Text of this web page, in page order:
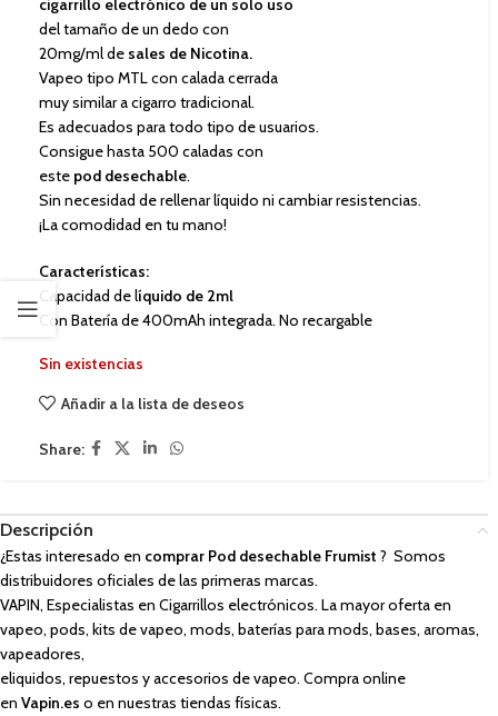
cigarrillo electrónico de un solo uso
del tamaño de un dedo con
20mg/ml de sales de Nicotina.
Vapeo tipo MTL con calada cerrada
muy similar a cigarro tradicional.
Es adecuados para todo tipo de usuarios.
Consigue hasta 500 caladas con
este pod desechable.
Sin necesidad de rellenar líquido ni cambiar resistencias.
¡La comodidad en tu mano!
Características:
Capacidad de líquido de 2ml
Con Batería de 400mAh integrada. No recargable
Sin existencias
Añadir a la lista de deseos
Share:
Descripción
¿Estas interesado en comprar Pod desechable Frumist ? Somos
distribuidores oficiales de las primeras marcas.
VAPIN, Especialistas en Cigarrillos electrónicos. La mayor oferta en
vapeo, pods, kits de vapeo, mods, baterías para mods, bases, aromas,
vapeadores,
eliquidos, repuestos y accesorios de vapeo. Compra online
en Vapin.es o en nuestras tiendas físicas.